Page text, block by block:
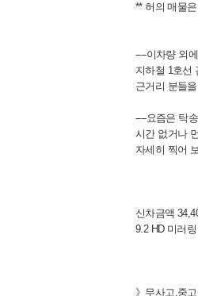
** 허의 매물
----이차량 외
지하철 1호선
근거리 분들
----요즘은 탁
시간 없거나
자세히 찍어
신차금액
9.2 HD 미러
》무사고,중